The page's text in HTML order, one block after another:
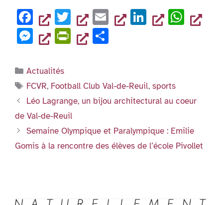
b
o
o
dI
n
A
p
n
g
er
ri
e
n
y
g
F
a
c
e
b
o
o
k
T
wi
tt
E
m
Li
n
dI
n
W
h
p
M
es
se
n
g
er
Pr
in
ri
e
n
dl
y
g
er
Catégories
Actualités
Étiquettes
FCVR, Football Club Val-de-Reuil,sports
Léo Lagrange, un bijou architectural au coeur
de Val-de-Reuil
Semaine Olympique et Paralympique : Emilie
Gomis à la rencontre des élèves de l’école Pivollet